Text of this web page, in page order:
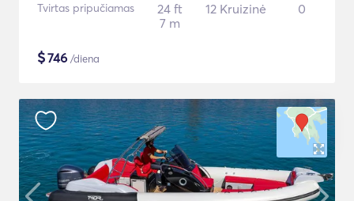
Tvirtas pripučiamas
24 ft
7 m
12 Kruizinė 0
$746 /diena